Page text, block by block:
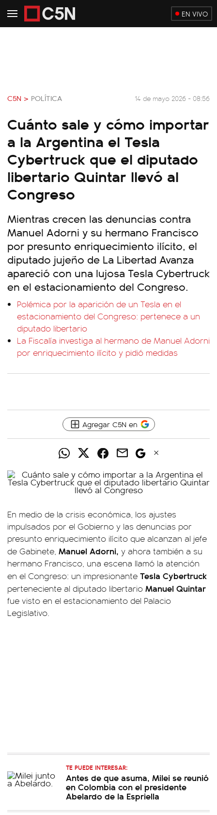
EN VIVO
C5N > POLÍTICA 14 de mayo 2026 - 08:56
Cuánto sale y cómo importar
a la Argentina el Tesla
Cybertruck que el diputado
libertario Quintar llevó al
Congreso
Mientras crecen las denuncias contra
Manuel Adorni y su hermano Francisco
por presunto enriquecimiento ilícito, el
diputado jujeño de La Libertad Avanza
apareció con una lujosa Tesla Cybertruck
en el estacionamiento del Congreso.
Polémica por la aparición de un Tesla en el
estacionamiento del Congreso: pertenece a un
diputado libertario
La Fiscalía investiga al hermano de Manuel Adorni
por enriquecimiento ilícito y pidió medidas
Agregar C5N en
En medio de la crisis económica, los ajustes
impulsados por el Gobierno y las denuncias por
presunto enriquecimiento ilícito que alcanzan al jefe
de Gabinete, Manuel Adorni, y ahora también a su
hermano Francisco, una escena llamó la atención
en el Congreso: un impresionante Tesla Cybertruck
perteneciente al diputado libertario Manuel Quintar
fue visto en el estacionamiento del Palacio
Legislativo.
TE PUEDE INTERESAR:
Antes de que asuma, Milei se reunió
en Colombia con el presidente
Abelardo de la Espriella